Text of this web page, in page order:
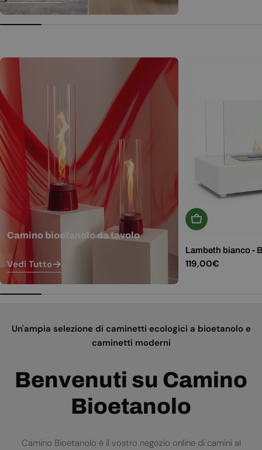
Camino bioetanolo da tavolo
Vedi Tutto
Aggiungi Al
Lambeth bianco -
Prezzo
119,00€
Un'ampia selezione di caminetti ecologici a bioetanolo e
caminetti moderni
Benvenuti su Camino
Bioetanolo
Camino Bioetanolo è il vostro negozio online di camini al